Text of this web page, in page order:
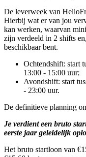
De leverweek van
Hierbij wat er van jou
kan werken, waarvan
zijn verdeeld in 2 shifts
beschikbaar bent.
Ochtendshift: start
13:00 - 15:00 uur;
Avondshift: start
- 23:00 uur.
De definitieve planning
Je verdient een bruto
eerste jaar geleidelijk
Het bruto startloon van